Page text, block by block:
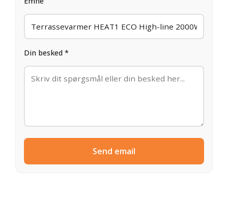
Din besked *
Send email